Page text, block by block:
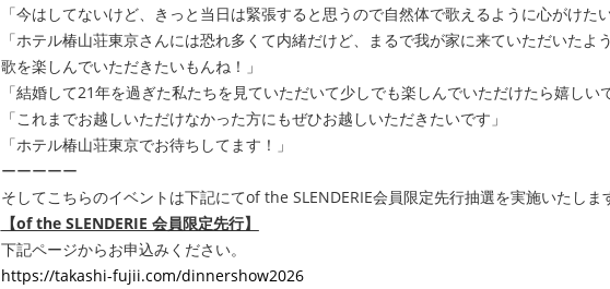
「今はしてないけど、きっと当日は緊張すると思うので自然体で歌えるように心がけたい
「ホテル椿山荘東京さんには恐れ多くて内緒だけど、まるで我が家に来ていただいた
歌を楽しんでいただきたいもんね！」
「結婚して21年を過ぎた私たちを見ていただいて少しでも楽しんでいただけたら嬉しい
「これまでお越しいただけなかった方にもぜひお越しいただきたいです」
「ホテル椿山荘東京でお待ちしてます！」
ーーーーー
そしてこちらのイベントは下記にてof the SLENDERIE会員限定先行抽選を実施いたしま
【of the SLENDERIE 会員限定先行】
下記ページからお申込みください。
https://takashi-fujii.com/dinnershow2026